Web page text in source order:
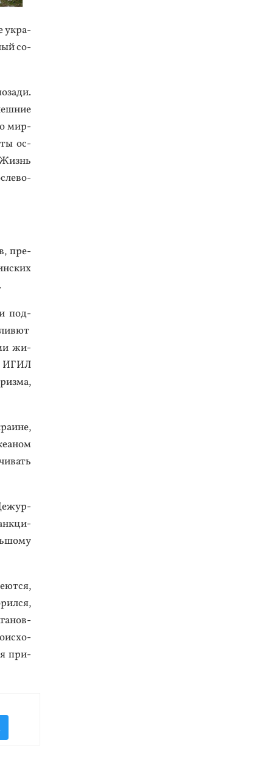
ук­ра­
со­
мир­
ос­
пре­
и под­
жи­
ИГИЛ
при­